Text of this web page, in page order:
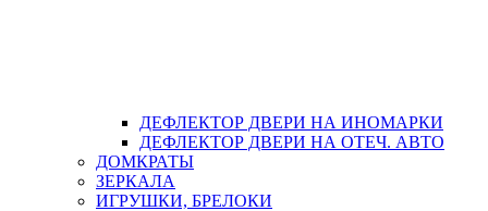
ДЕФЛЕКТОР ДВЕРИ НА ИНОМАРКИ
ДЕФЛЕКТОР ДВЕРИ НА ОТЕЧ. АВТО
ДОМКРАТЫ
ЗЕРКАЛА
ИГРУШКИ, БРЕЛОКИ